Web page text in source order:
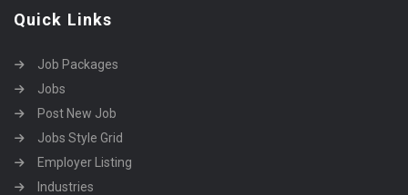
Quick Links
Job Packages
Jobs
Post New Job
Jobs Style Grid
Employer Listing
Industries